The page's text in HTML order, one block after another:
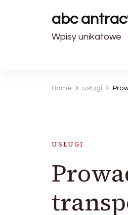
abc
Wpisy unikatowe
Home usługi
USŁUGI